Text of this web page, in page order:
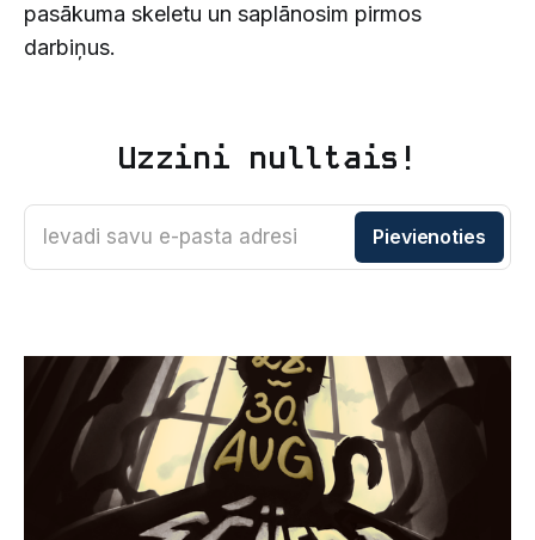
pasākuma skeletu un saplānosim pirmos
darbiņus.
Uzzini nulltais!
Ievadi savu e-pasta adresi Pievienoties